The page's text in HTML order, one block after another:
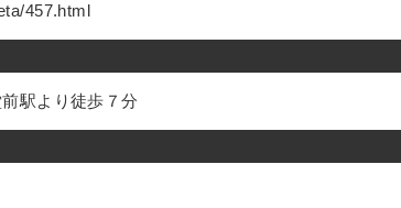
457.html
駅より徒歩７分